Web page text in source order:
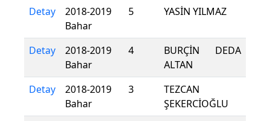
Detay
2018-2019
Bahar
5 YASİN YILMAZ
Detay
2018-2019
Bahar
4
BURÇİN DEDA
ALTAN
Detay
2018-2019
Bahar
3
TEZCAN
ŞEKERCİOĞLU